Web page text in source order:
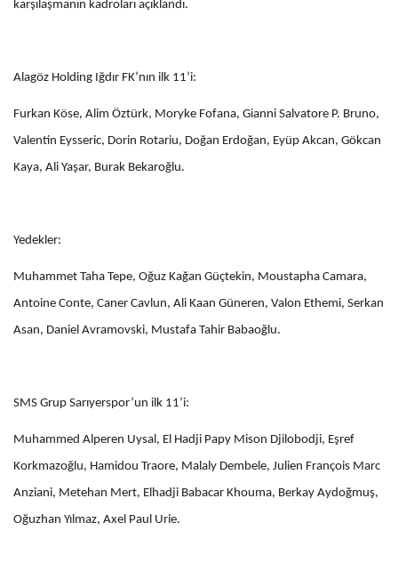
karşılaşmanın kadroları açıklandı.
Alagöz Holding Iğdır FK’nın ilk 11’i:
Furkan Köse, Alim Öztürk, Moryke Fofana, Gianni Salvatore P. Bruno,
Valentin Eysseric, Dorin Rotariu, Doğan Erdoğan, Eyüp Akcan, Gökcan
Kaya, Ali Yaşar, Burak Bekaroğlu.
Yedekler:
Muhammet Taha Tepe, Oğuz Kağan Güçtekin, Moustapha Camara,
Antoine Conte, Caner Cavlun, Ali Kaan Güneren, Valon Ethemi, Serkan
Asan, Daniel Avramovski, Mustafa Tahir Babaoğlu.
SMS Grup Sarıyerspor’un ilk 11’i:
Muhammed Alperen Uysal, El Hadji Papy Mison Djilobodji, Eşref
Korkmazoğlu, Hamidou Traore, Malaly Dembele, Julien François Marc
Anziani, Metehan Mert, Elhadji Babacar Khouma, Berkay Aydoğmuş,
Oğuzhan Yılmaz, Axel Paul Urie.